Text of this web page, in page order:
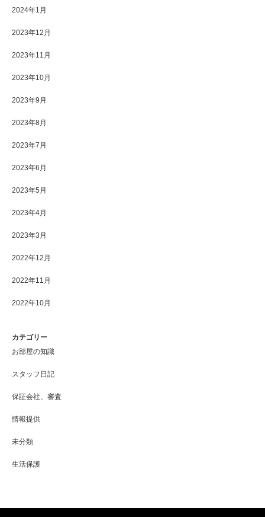
2024年1月
2023年12月
2023年11月
2023年10月
2023年9月
2023年8月
2023年7月
2023年6月
2023年5月
2023年4月
2023年3月
2022年12月
2022年11月
2022年10月
カテゴリー
お部屋の知識
スタッフ日記
保証会社、審査
情報提供
未分類
生活保護